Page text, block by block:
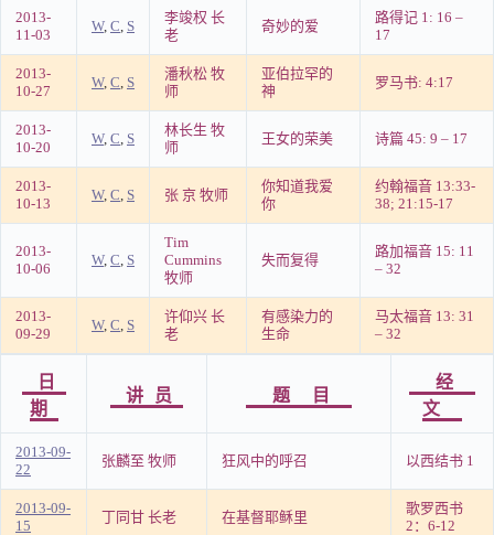
2013-
11-03
W, C, S
李竣权 长
老
奇妙的爱
路得记 1: 16 –
17
2013-
10-27
W, C, S
潘秋松 牧
师
亚伯拉罕的
神
罗马书: 4:17
2013-
10-20
W, C, S
林长生 牧
师
王女的荣美 诗篇 45: 9 – 17
2013-
10-13
W, C, S 张 京 牧师
你知道我爱
你
约翰福音 13:33-
38; 21:15-17
2013-
10-06
W, C, S
Tim
Cummins
牧师
失而复得
路加福音 15: 11
– 32
2013-
09-29
W, C, S
许仰兴 长
老
有感染力的
生命
马太福音 13: 31
– 32
日
期
讲员 题目
经
文
2013-09-
22
张麟至 牧师 狂风中的呼召 以西结书 1
2013-09-
15
丁同甘 长老 在基督耶稣里
歌罗西书
2：6-12